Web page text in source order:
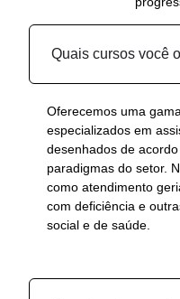
Quais cursos você
Oferecemos uma
especializados em
desenhados de
paradigmas do setor.
como atendimento
com deficiência e
social e de saúde.